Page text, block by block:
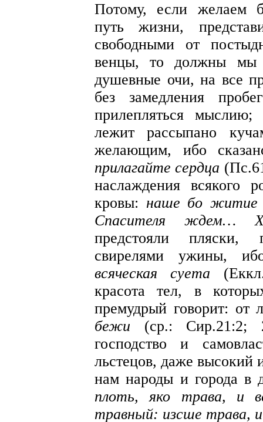
Потому, если желаем
путь жизни,
свободными от
венцы, то должны мы
душевные очи, на все
без замедления
прилепляться
лежит рассыпано
желающим, ибо
прилагайте сердца
наслаждения всякого
кровы: наше бо житие
Спасителя ждем…
предстояли пляски,
свирелями ужины,
всяческая суета
красота тел, в
премудрый говорит:
бежи (ср.: Сир.21:2;
господство и
льстецов, даже высокий
нам народы и города в
плоть, яко трава, и
травный: изсше трава,